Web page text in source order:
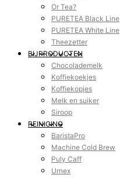
Or Tea?
PURETEA Black Line
PURETEA White Line
Theezetter
BIJPRODUCTEN
Chocolademelk
Koffiekoekjes
Koffiekopjes
Melk en suiker
Siroop
REINIGING
BaristaPro
Machine Cold Brew
Puly Caff
Urnex